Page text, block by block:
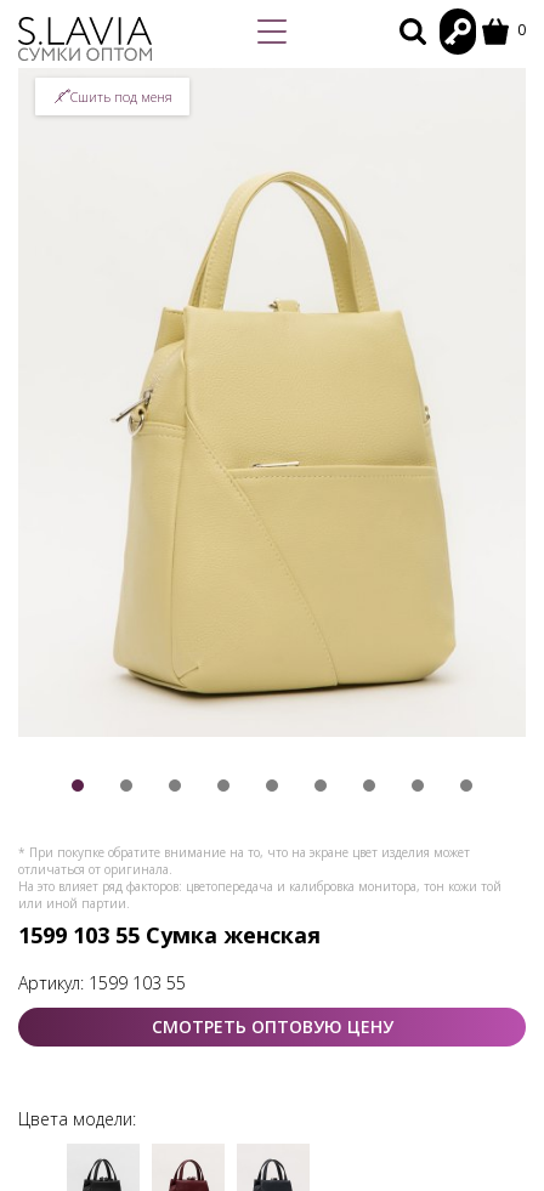
0
* При покупке обратите внимание на то, что на экране цвет изделия может
отличаться от оригинала.
На это влияет ряд факторов: цветопередача и калибровка монитора, тон кожи той
или иной партии.
Сшить под меня
1599 103 55 Сумка женская
Артикул: 1599 103 55
СМОТРЕТЬ ОПТОВУЮ ЦЕНУ
Цвета модели: